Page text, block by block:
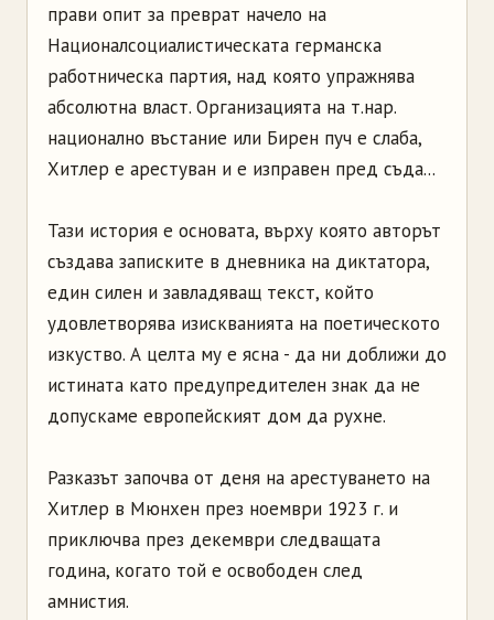
прави опит за преврат начело на
Националсоциалистическата германска
работническа партия, над която упражнява
абсолютна власт. Организацията на т.нар.
национално въстание или Бирен пуч е слаба,
Хитлер е арестуван и е изправен пред съда...
Тази история е основата, върху която авторът
създава записките в дневника на диктатора,
един силен и завладяващ текст, който
удовлетворява изискванията на поетическото
изкуство. А целта му е ясна - да ни доближи до
истината като предупредителен знак да не
допускаме европейският дом да рухне.
Разказът започва от деня на арестуването на
Хитлер в Мюнхен през ноември 1923 г. и
приключва през декември следващата
година, когато той е освободен след
амнистия.